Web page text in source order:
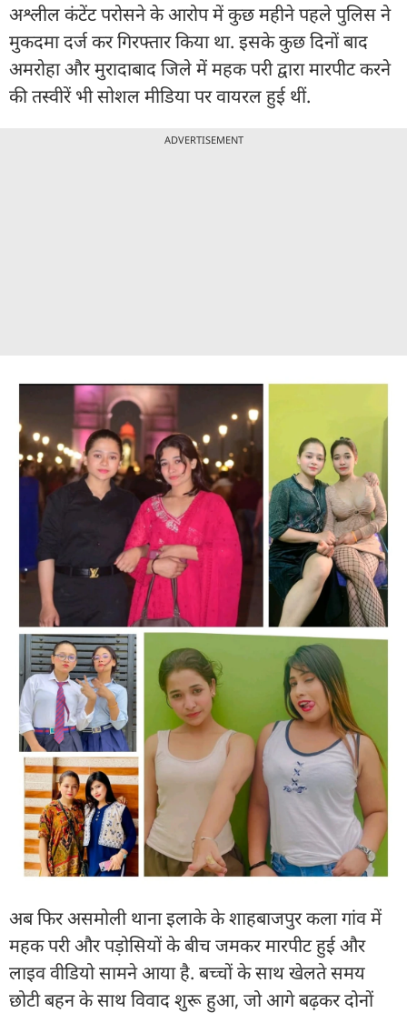
अश्लील कंटेंट परोसने के आरोप में कुछ महीने पहले पुलिस ने
मुकदमा दर्ज कर गिरफ्तार किया था. इसके कुछ दिनों बाद
अमरोहा और मुरादाबाद जिले में महक परी द्वारा मारपीट करने
की तस्वीरें भी सोशल मीडिया पर वायरल हुई थीं.
ADVERTISEMENT
अब फिर असमोली थाना इलाके के शाहबाजपुर कला गांव में
महक परी और पड़ोसियों के बीच जमकर मारपीट हुई और
लाइव वीडियो सामने आया है. बच्चों के साथ खेलते समय
छोटी बहन के साथ विवाद शुरू हुआ, जो आगे बढ़कर दोनों